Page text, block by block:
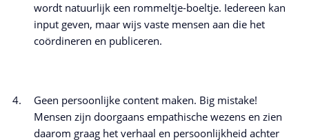
wordt natuurlijk een rommeltje-boeltje. Iedereen kan
input geven, maar wijs vaste mensen aan die het
coördineren en publiceren.
Geen persoonlijke content maken. Big mistake!
Mensen zijn doorgaans empathische wezens en zien
daarom graag het verhaal en persoonlijkheid achter